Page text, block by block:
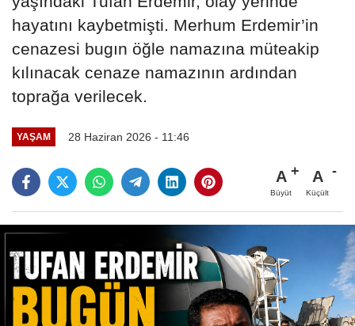
hayatını kaybetmişti. Merhum Erdemir’in
cenazesi bugın öğle namazına müteakip
kılınacak cenaze namazının ardından
toprağa verilecek.
YAŞAM 28 Haziran 2026 - 11:46
A
Büyüt
A
Küçült